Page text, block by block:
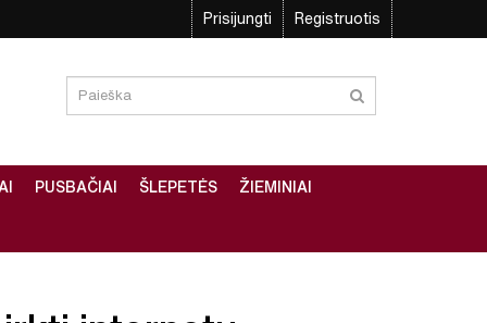
Prisijungti Registruotis
PUSBAČIAI ŠLEPETĖS ŽIEMINIAI